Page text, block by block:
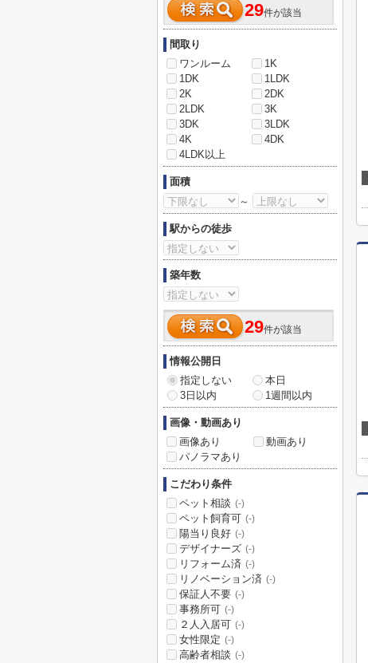
29件が該当
間取り
ワンルーム
1K
1DK
1LDK
2K
2DK
2LDK
3K
3DK
3LDK
4K
4DK
4LDK以上
面積
～
駅からの徒歩
築年数
29件が該当
情報公開日
指定しない
本日
3日以内
1週間以内
画像・動画あり
画像あり
動画あり
パノラマあり
こだわり条件
ペット相談 (-)
ペット飼育可 (-)
陽当り良好 (-)
デザイナーズ (-)
リフォーム済 (-)
リノベーション済 (-)
保証人不要 (-)
事務所可 (-)
２人入居可 (-)
女性限定 (-)
高齢者相談 (-)